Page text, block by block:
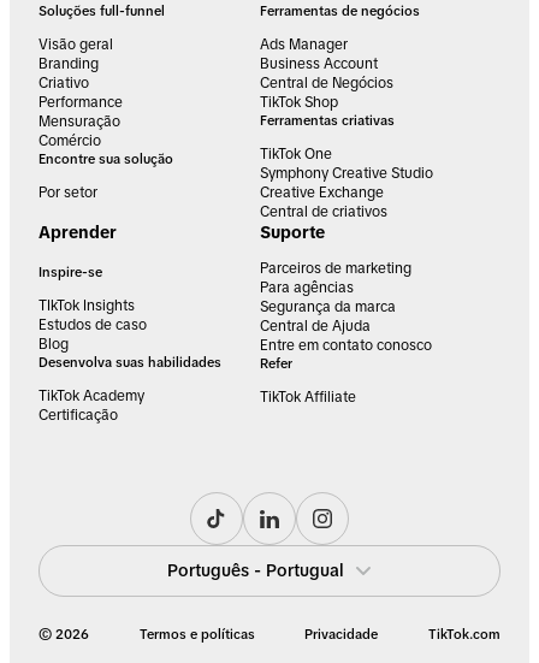
Soluções full-funnel
Visão geral
Branding
Criativo
Performance
Mensuração
Comércio
Encontre sua solução
Por setor
Ferramentas de negócios
Ads Manager
Business Account
Central de Negócios
TikTok Shop
Ferramentas criativas
TikTok One
Symphony Creative Studio
Creative Exchange
Central de criativos
Aprender
Inspire-se
TIkTok Insights
Estudos de caso
Blog
Desenvolva suas habilidades
TikTok Academy
Certificação
Suporte
Parceiros de marketing
Para agências
Segurança da marca
Central de Ajuda
Entre em contato conosco
Refer
TikTok Affiliate
Português - Portugual
© 2026 Termos e políticas Privacidade TikTok.com